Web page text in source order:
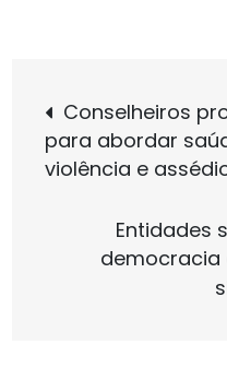
retroativo
vantagens
de
Post
Conselheiros
para abordar
violência e
Entidades
democracia